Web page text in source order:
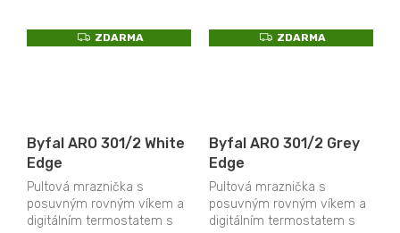
Z
D
ZDARMA
Byfal ARO 301/2 White
Edge
Pultová mraznička s
posuvným rovným víkem a
digitálním termostatem s
Z
D
ZDARMA
Byfal ARO 301/2 Grey
Edge
Pultová mraznička s
posuvným rovným víkem a
digitálním termostatem s